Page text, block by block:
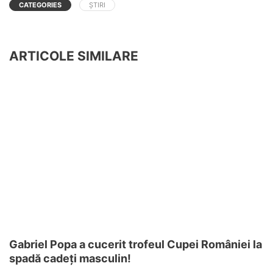
CATEGORIES ȘTIRI
ARTICOLE SIMILARE
Gabriel Popa a cucerit trofeul Cupei României la
spadă cadeți masculin!